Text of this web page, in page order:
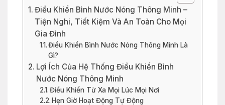
Điều Khiển Bình Nước Nóng Thông Minh –
Tiện Nghi, Tiết Kiệm Và An Toàn Cho Mọi
Gia Đình
Điều Khiển Bình Nước Nóng Thông Minh Là
Gì?
Lợi Ích Của Hệ Thống Điều Khiển Bình
Nước Nóng Thông Minh
Điều Khiển Từ Xa Mọi Lúc Mọi Nơi
Hẹn Giờ Hoạt Động Tự Động